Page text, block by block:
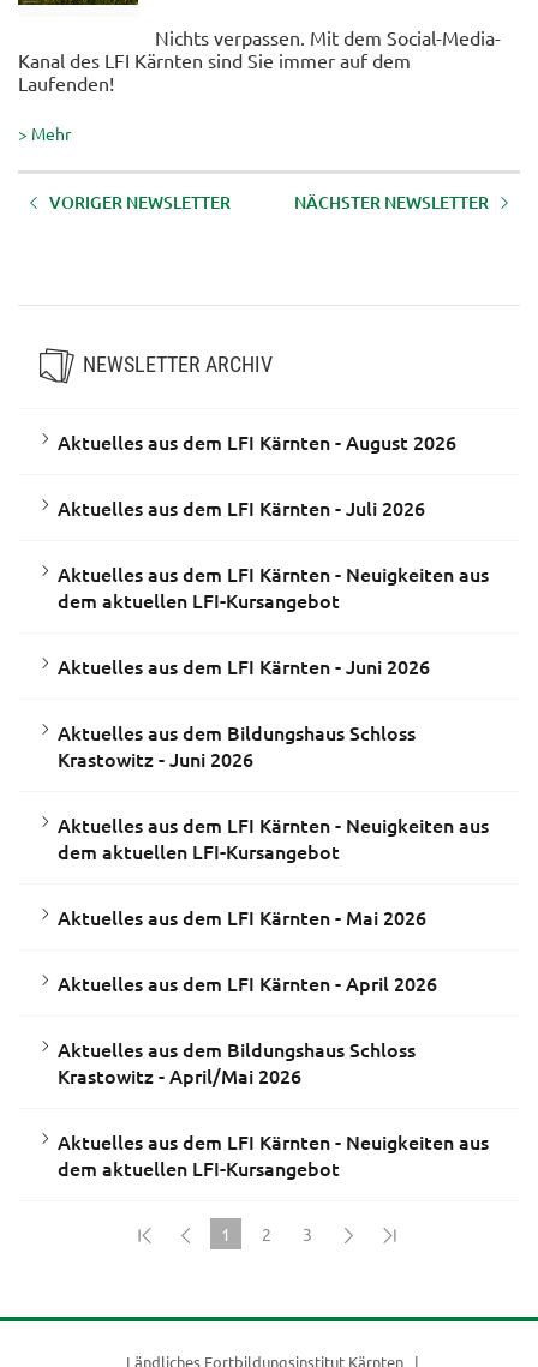
Nichts verpassen. Mit dem Social-Media-
Kanal des LFI Kärnten sind Sie immer auf dem
Laufenden!
> Mehr
VORIGER NEWSLETTER NÄCHSTER NEWSLETTER
NEWSLETTER ARCHIV
Aktuelles aus dem LFI Kärnten - August 2026
Aktuelles aus dem LFI Kärnten - Juli 2026
Aktuelles aus dem LFI Kärnten - Neuigkeiten aus
dem aktuellen LFI-Kursangebot
Aktuelles aus dem LFI Kärnten - Juni 2026
Aktuelles aus dem Bildungshaus Schloss
Krastowitz - Juni 2026
Aktuelles aus dem LFI Kärnten - Neuigkeiten aus
dem aktuellen LFI-Kursangebot
Aktuelles aus dem LFI Kärnten - Mai 2026
Aktuelles aus dem LFI Kärnten - April 2026
Aktuelles aus dem Bildungshaus Schloss
Krastowitz - April/Mai 2026
Aktuelles aus dem LFI Kärnten - Neuigkeiten aus
dem aktuellen LFI-Kursangebot
1
2 3
Ländliches Fortbildungsinstitut Kärnten